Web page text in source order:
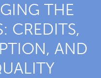
THE
CREDITS,
AND